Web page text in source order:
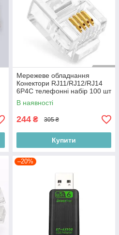
Мережеве обладнання
Конектори RJ11/RJ12/RJ14
6P4C телефонні набір 100 шт
роз’єми для кабелю та
телефонних ліній Польща
В наявності
244 ₴ 305 ₴
Купити
–20%